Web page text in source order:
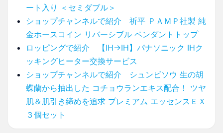
ート入り ＜セミダブル＞
ショップチャンネルで紹介 祈平 ＰＡＭＰ社製 純
金ホースコイン リバーシブル ペンダントトップ
ロッピングで紹介 【IH→IH】パナソニック IHク
ッキングヒーター交換サービス
ショップチャンネルで紹介 シュンビソウ 生の胡
蝶蘭から抽出した コチョウランエキス配合！ ツヤ
肌＆肌引き締めを追求 プレミアム エッセンスＥＸ
３個セット